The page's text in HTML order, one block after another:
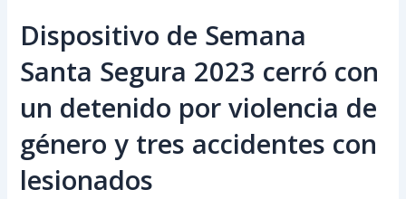
Dispositivo de Semana
Santa Segura 2023 cerró con
un detenido por violencia de
género y tres accidentes con
lesionados